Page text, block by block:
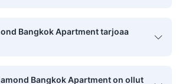
Bangkok Apartment tarjoaa
Bangkok Apartment on ollut